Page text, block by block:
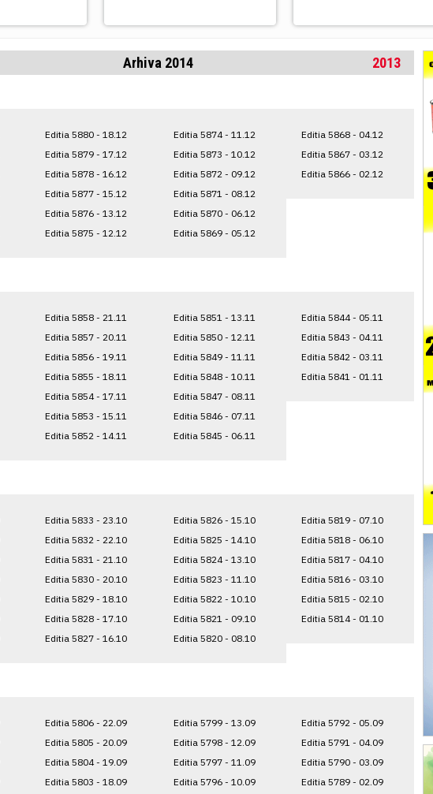
2013
Arhiva 2014
Editia 5880 - 18.12
Editia 5879 - 17.12
Editia 5878 - 16.12
Editia 5877 - 15.12
Editia 5876 - 13.12
Editia 5875 - 12.12
Editia 5874 - 11.12
Editia 5873 - 10.12
Editia 5872 - 09.12
Editia 5871 - 08.12
Editia 5870 - 06.12
Editia 5869 - 05.12
Editia 5868 - 04.12
Editia 5867 - 03.12
Editia 5866 - 02.12
Editia 5858 - 21.11
Editia 5857 - 20.11
Editia 5856 - 19.11
Editia 5855 - 18.11
Editia 5854 - 17.11
Editia 5853 - 15.11
Editia 5852 - 14.11
Editia 5851 - 13.11
Editia 5850 - 12.11
Editia 5849 - 11.11
Editia 5848 - 10.11
Editia 5847 - 08.11
Editia 5846 - 07.11
Editia 5845 - 06.11
Editia 5844 - 05.11
Editia 5843 - 04.11
Editia 5842 - 03.11
Editia 5841 - 01.11
Editia 5833 - 23.10
Editia 5832 - 22.10
Editia 5831 - 21.10
Editia 5830 - 20.10
Editia 5829 - 18.10
Editia 5828 - 17.10
Editia 5827 - 16.10
Editia 5826 - 15.10
Editia 5825 - 14.10
Editia 5824 - 13.10
Editia 5823 - 11.10
Editia 5822 - 10.10
Editia 5821 - 09.10
Editia 5820 - 08.10
Editia 5819 - 07.10
Editia 5818 - 06.10
Editia 5817 - 04.10
Editia 5816 - 03.10
Editia 5815 - 02.10
Editia 5814 - 01.10
Editia 5806 - 22.09
Editia 5805 - 20.09
Editia 5804 - 19.09
Editia 5803 - 18.09
Editia 5799 - 13.09
Editia 5798 - 12.09
Editia 5797 - 11.09
Editia 5796 - 10.09
Editia 5792 - 05.09
Editia 5791 - 04.09
Editia 5790 - 03.09
Editia 5789 - 02.09